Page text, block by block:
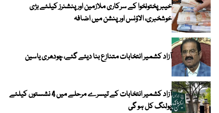
خیبرپختونخوا کے سرکاری ملازمین اور پنشنرز کیلئے بڑی
خوشخبری، الاؤنس اور پنشن میں اضافہ
آزاد کشمیر انتخابات متنازع بنا دیئے گئے، چودھری یاسین
آزاد کشمیر انتخابات کے تیسرے مرحلے میں 4 نشستوں کیلئے
پولنگ کل ہو گی